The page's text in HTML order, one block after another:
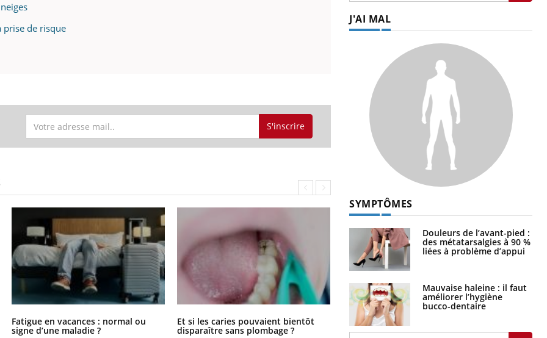
prise de risque
S'inscrire
Fatigue en vacances : normal ou
signe d’une maladie ?
Et si les caries pouvaient bientôt
disparaître sans plombage ?
Éclipse solaire du 12 août : “Des
verres adaptés, c'est indispensable
J'AI MAL
SYMPTÔMES
Douleurs de l’avant-pied :
des métatarsalgies à 90 %
liées à problème d’appui
Mauvaise haleine : il faut
améliorer l’hygiène
bucco-dentaire